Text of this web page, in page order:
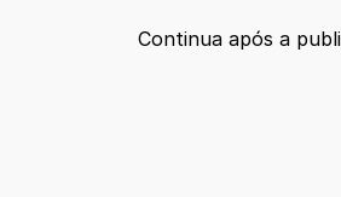
Continua após a